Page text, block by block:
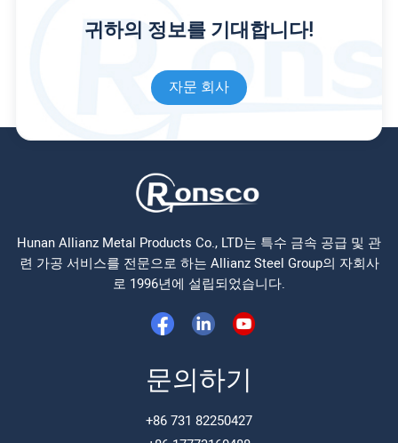
귀하의 정보를 기대합니다!
자문 회사
Hunan Allianz Metal Products Co., LTD는 특수 금속 공급 및 관
련 가공 서비스를 전문으로 하는 Allianz Steel Group의 자회사
로 1996년에 설립되었습니다.
문의하기
+86 731 82250427